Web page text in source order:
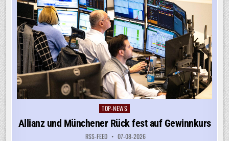
Posted
TOP-NEWS
Allianz und Münchener Rück fest auf Gewinnkurs
RSS-FEED 07-08-2026